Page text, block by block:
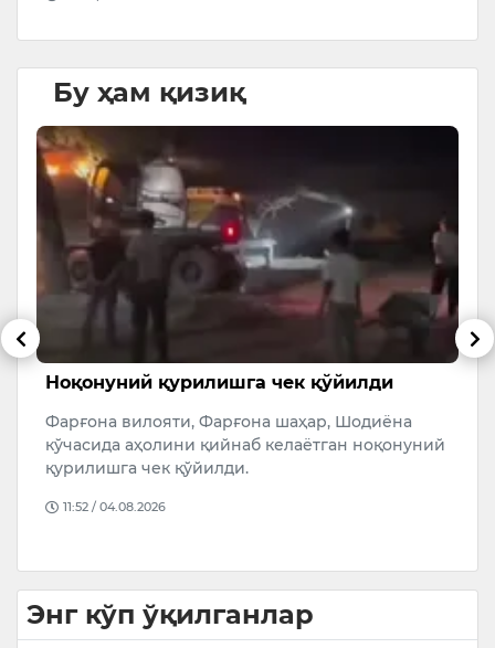
Бу ҳам қизиқ
Ноқонуний қурилишга чек қўйилди
Фарғона вилояти, Фарғона шаҳар, Шодиёна
кўчасида аҳолини қийнаб келаётган ноқонуний
қурилишга чек қўйилди.
11:52 / 04.08.2026
Энг кўп ўқилганлар